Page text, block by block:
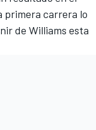
primera carrera lo
de Williams esta